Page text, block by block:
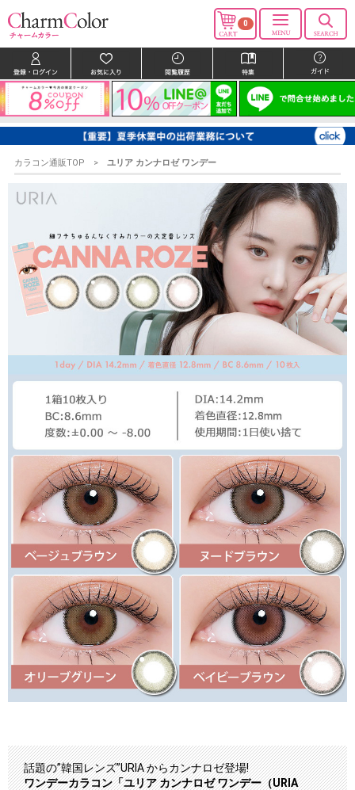
0
カラコン通販TOP ユリア カンナロゼ ワンデー
話題の”韓国レンズ”URIA からカンナロゼ登場!
ワンデーカラコン「ユリア カンナロゼ ワンデー（URIA